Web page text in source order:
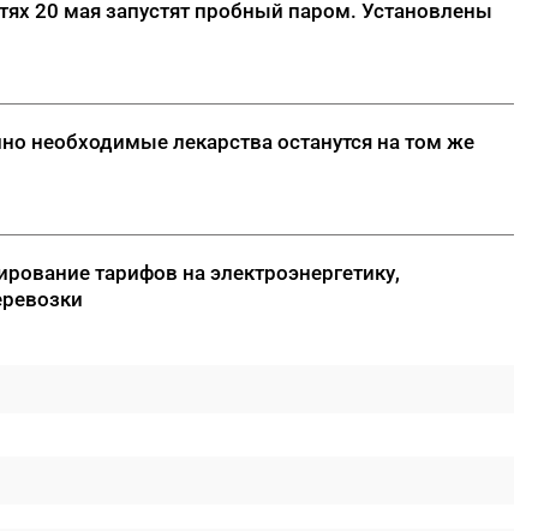
20 мая запустят пробный паром. Установлены
необходимые лекарства останутся на том же
тарифов на электроэнергетику,